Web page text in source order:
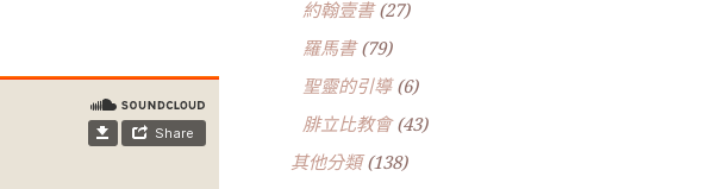
約翰壹書(27)
羅馬書(79)
聖靈的引導(6)
腓立比教會(43)
其他分類(138)